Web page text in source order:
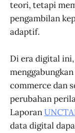
teori, tetapi
pengambilan
adaptif.
Di era digital
commerce dan
perubahan
Laporan
data digital